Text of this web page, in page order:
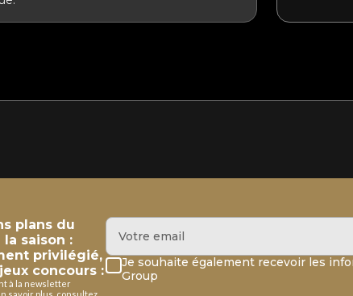
plans du
saison :
privilégié,
concours :
à la newsletter
Je souhaite également recevoir les
Group